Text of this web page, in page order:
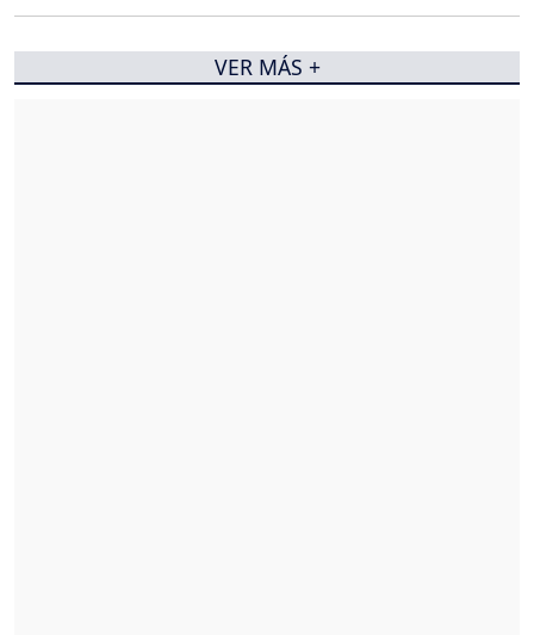
VER MÁS +